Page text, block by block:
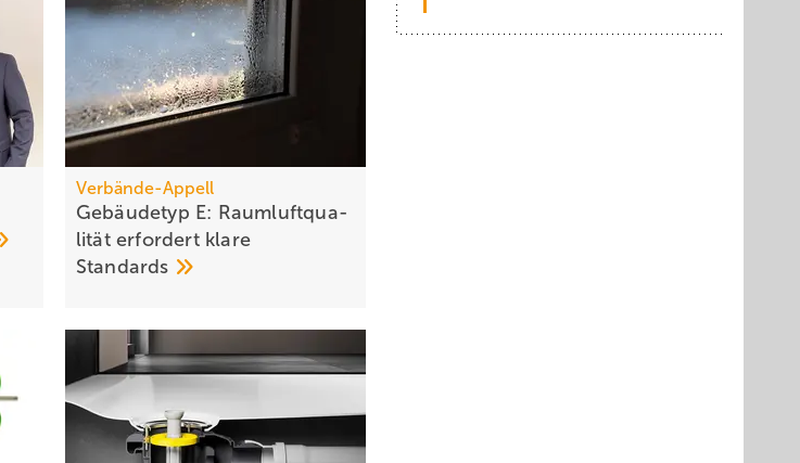
Verbände-Appell
Gebäudetyp E: Raum­luft­qua­
li­tät er­for­dert kla­re
Stan­dards